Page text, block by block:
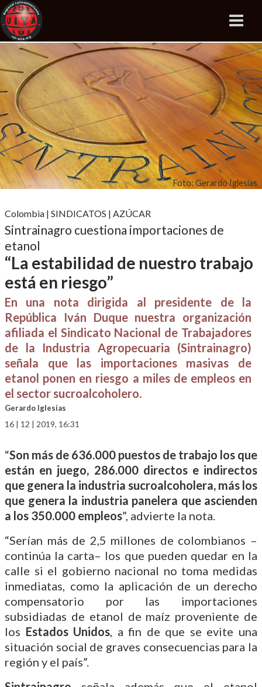
Foto: Gerardo Iglesias
Colombia | SINDICATOS | AZÚCAR
Sintrainagro cuestiona importaciones de
etanol
“La estabilidad de nuestro trabajo
está en riesgo”
En una nota dirigida al presidente de la
República Iván Duque nuestra organización
afiliada el Sindicato Nacional de Trabajadores
de la Industria Agropecuaria (Sintrainagro)
señala que las importaciones masivas de
etanol ponen en riesgo a miles de empleos en
el sector sucroalcoholero.
Gerardo Iglesias
16 | 12 | 2019, 16:31
“Son más de 636.000 puestos de trabajo los que
están en juego, 286.000 directos e indirectos
que genera la industria sucroalcoholera, más los
que genera la industria panelera que ascienden
a los 350.000 empleos”, advierte la nota.
“Serían más de 2,5 millones de colombianos –
continúa la carta– los que pueden quedar en la
calle si el gobierno nacional no toma medidas
inmediatas, como la aplicación de un derecho
compensatorio por las importaciones
subsidiadas de etanol de maíz proveniente de
los Estados Unidos, a fin de que se evite una
situación social de graves consecuencias para la
región y el país”.